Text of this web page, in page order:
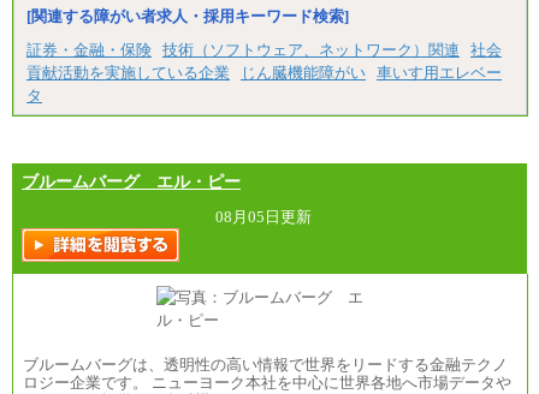
[関連する障がい者求人・採用キーワード検索]
証券・金融・保険 技術（ソフトウェア、ネットワーク）関連
社会
貢献活動を実施している企業
じん臓機能障がい 車いす用エレベー
タ
ブルームバーグ エル・ピー
08月05日更新
ブルームバーグは、透明性の高い情報で世界をリードする金融テクノ
ロジー企業です。 ニューヨーク本社を中心に世界各地へ市場データや